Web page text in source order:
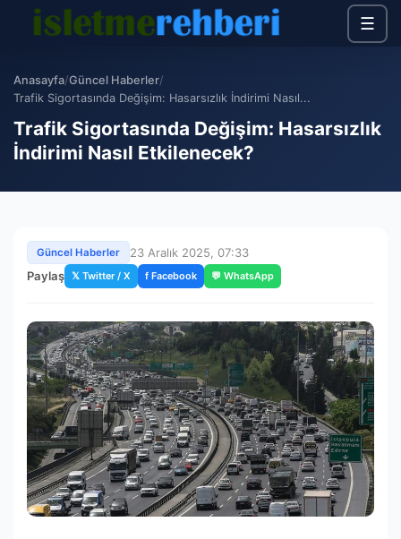
☰
Anasayfa/Güncel Haberler/
Trafik Sigortasında Değişim: Hasarsızlık İndirimi Nasıl...
Trafik Sigortasında Değişim: Hasarsızlık
İndirimi Nasıl Etkilenecek?
Güncel Haberler
23 Aralık 2025, 07:33
Paylaş 𝕏 Twitter / X f Facebook 💬 WhatsApp